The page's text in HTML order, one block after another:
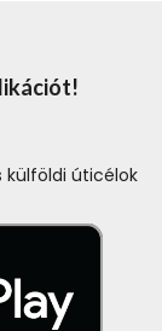
külföldi úticélok